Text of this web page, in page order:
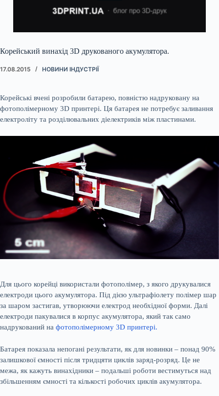
Корейський винахід 3D друкованого акумулятора.
17.08.2015 НОВИНИ ІНДУСТРІЇ
Корейські вчені розробили батарею, повністю надруковану на
фотополімерному 3D принтері. Ця батарея не потребує заливання
електроліту та розділювальних діелектриків між пластинами.
Для цього корейці використали фотополімер, з якого друкувалися
електроди цього акумулятора. Під дією ультрафіолету полімер шар
за шаром застигав, утворюючи електрод необхідної форми. Далі
електроди пакувалися в корпус акумулятора, який так само
надрукований на фотополімерному 3D принтері.
Батарея показала непогані результати, як для новинки – понад 90%
залишкової ємності після тридцяти циклів заряд-розряд. Це не
межа, як кажуть винахідники – подальші роботи вестимуться над
збільшенням ємності та кількості робочих циклів акумулятора.